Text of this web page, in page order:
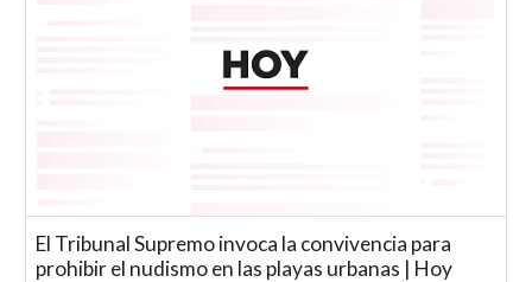
El Tribunal Supremo invoca la convivencia para
prohibir el nudismo en las playas urbanas | Hoy